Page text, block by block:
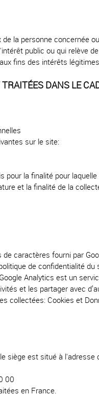
la personne concernée
public ou qui relève
fins des intérêts
DANS LE
sur le site:
la finalité pour
et la finalité de la
caractères fourni par
de confidentialité
Analytics est un
et les partager avec
collectées: Cookies et
siège est situé à l'adresse
00
en France.